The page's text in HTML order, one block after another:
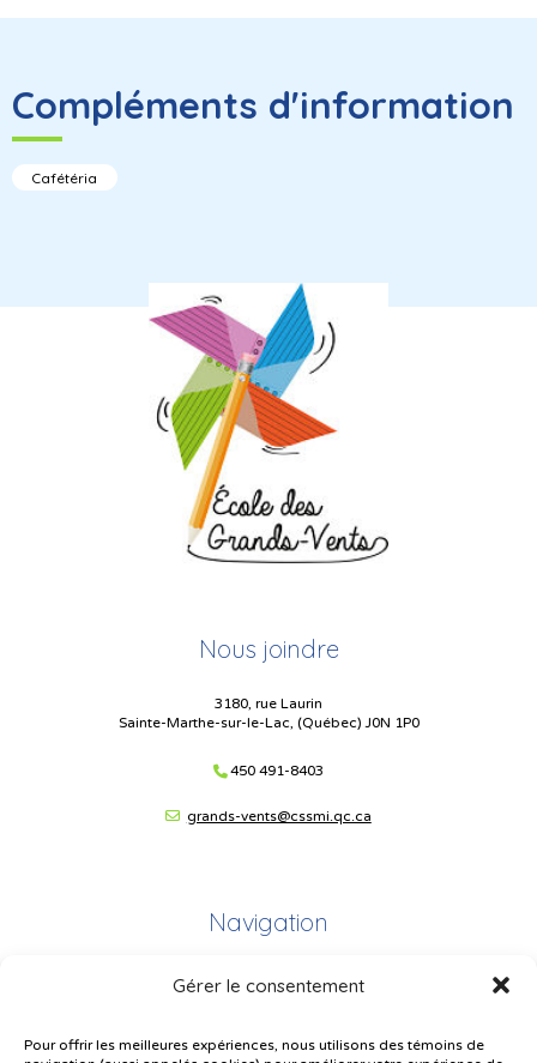
Gérer le consentement
Pour offrir les meilleures expériences, nous utilisons des témoins de
Compléments d'information
Cafétéria
Nous joindre
3180, rue Laurin
Sainte-Marthe-sur-le-Lac, (Québec) J0N 1P0
450 491-8403
grands-vents@cssmi.qc.ca
Navigation
Plan du site